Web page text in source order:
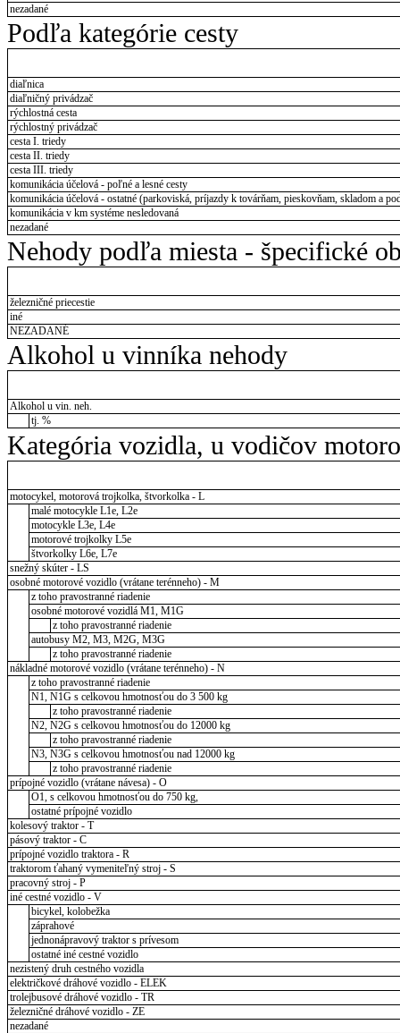
nezadané
Podľa kategórie cesty
diaľnica
diaľničný privádzač
rýchlostná cesta
rýchlostný privádzač
cesta I. triedy
cesta II. triedy
cesta III. triedy
komunikácia účelová - poľné a lesné cesty
komunikácia účelová - ostatné (parkoviská, príjazdy k továrňam, pieskovňam, skladom a
komunikácia v km systéme nesledovaná
nezadané
Nehody podľa miesta - špecifické
železničné priecestie
iné
NEZADANÉ
Alkohol u vinníka nehody
Alkohol u vin. neh.
tj. %
Kategória vozidla, u vodičov
motocykel, motorová trojkolka, štvorkolka - L
malé motocykle L1e, L2e
motocykle L3e, L4e
motorové trojkolky L5e
štvorkolky L6e, L7e
snežný skúter - LS
osobné motorové vozidlo (vrátane terénneho) - M
z toho pravostranné riadenie
osobné motorové vozidlá M1, M1G
z toho pravostranné riadenie
autobusy M2, M3, M2G, M3G
z toho pravostranné riadenie
nákladné motorové vozidlo (vrátane terénneho) - N
z toho pravostranné riadenie
N1, N1G s celkovou hmotnosťou do 3 500 kg
z toho pravostranné riadenie
N2, N2G s celkovou hmotnosťou do 12000 kg
z toho pravostranné riadenie
N3, N3G s celkovou hmotnosťou nad 12000 kg
z toho pravostranné riadenie
prípojné vozidlo (vrátane návesa) - O
O1, s celkovou hmotnosťou do 750 kg,
ostatné prípojné vozidlo
kolesový traktor - T
pásový traktor - C
prípojné vozidlo traktora - R
traktorom ťahaný vymeniteľný stroj - S
pracovný stroj - P
iné cestné vozidlo - V
bicykel, kolobežka
záprahové
jednonápravový traktor s prívesom
ostatné iné cestné vozidlo
nezistený druh cestného vozidla
električkové dráhové vozidlo - ELEK
trolejbusové dráhové vozidlo - TR
železničné dráhové vozidlo - ZE
nezadané